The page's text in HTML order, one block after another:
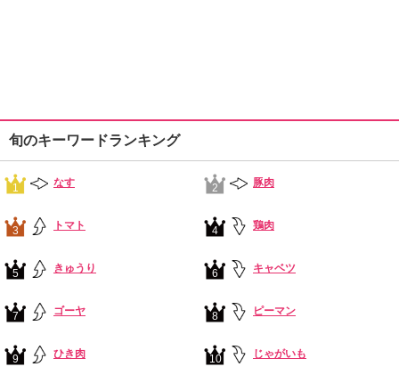
旬のキーワードランキング
1 なす 2 豚肉
3 トマト 4 鶏肉
5 きゅうり 6 キャベツ
7 ゴーヤ 8 ピーマン
9 ひき肉 10 じゃがいも